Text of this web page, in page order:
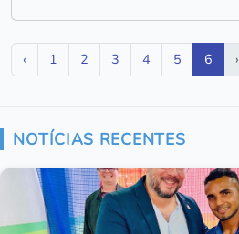
‹ 1 2 3 4 5 6 ›
NOTÍCIAS RECENTES